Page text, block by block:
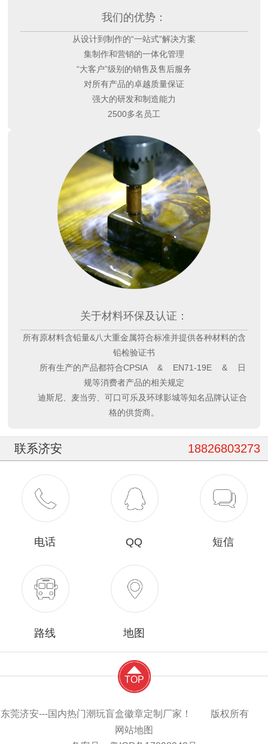
我们的优势：
从设计到制作的“一站式”解决方案
集制作和营销的一体化管理
“大客户”级别的销售及售后服务
对所有产品的卓越质量保证
强大的研发和制造能力
2500多名员工
关于材料环保及认证：
所有原材料含铅量&八大重金属符合标准并提供各种材料的含
铅检验证书
所有生产的产品都符合CPSIA & EN71-19E & 日
规等消费者产品的相关规定
迪斯尼、麦当劳、可口可乐及环球影城等知名品牌认证合
格的供货商。
联系济安 18826803273
电话 QQ 短信
路线 地图
TOP
东莞济安---国内热门潮玩盲盒徽章定制厂家！ 版权所有
网站地图